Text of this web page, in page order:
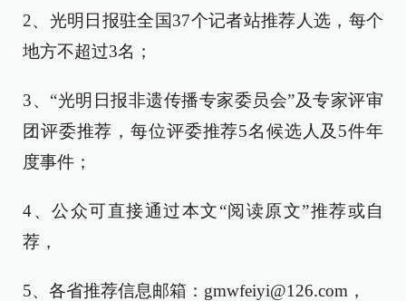
2、光明日报驻全国37个记者站推荐人选，每个
地方不超过3名；
3、“光明日报非遗传播专家委员会”及专家评审
团评委推荐，每位评委推荐5名候选人及5件年
度事件；
4、公众可直接通过本文“阅读原文”推荐或自
荐，
5、各省推荐信息邮箱：gmwfeiyi@126.com，